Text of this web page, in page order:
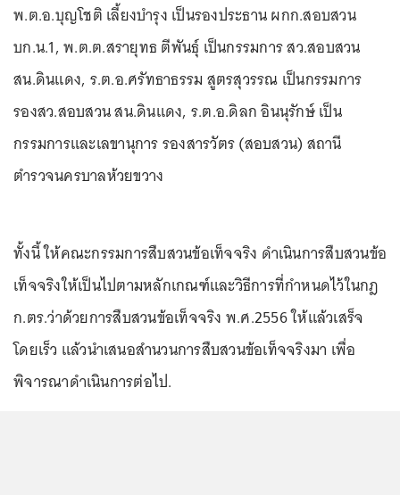
พ.ต.อ.บุญโชติ เลี้ยงบำรุง เป็นรองประธาน ผกก.สอบสวน
บก.น.1, พ.ต.ต.สรายุทธ ตีพันธุ์ เป็นกรรมการ สว.สอบสวน
สน.ดินแดง, ร.ต.อ.ศรัทธาธรรม สูตรสุวรรณ เป็นกรรมการ
รองสว.สอบสวน สน.ดินแดง, ร.ต.อ.ดิลก อินนุรักษ์ เป็น
กรรมการและเลขานุการ รองสารวัตร (สอบสวน) สถานี
ตำรวจนครบาลห้วยขวาง
ทั้งนี้ ให้คณะกรรมการสืบสวนข้อเท็จจริง ดำเนินการสืบสวนข้อ
เท็จจริงให้เป็นไปตามหลักเกณฑ์และวิธีการที่กำหนดไว้ในกฎ
ก.ตร.ว่าด้วยการสืบสวนข้อเท็จจริง พ.ศ.2556 ให้แล้วเสร็จ
โดยเร็ว แล้วนำเสนอสำนวนการสืบสวนข้อเท็จจริงมา เพื่อ
พิจารณาดำเนินการต่อไป.